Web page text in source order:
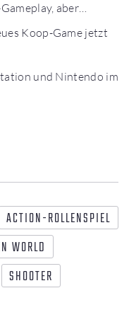
aber…
Koop-Game jetzt
und Nintendo im
ACTION-ROLLENSPIEL
WORLD
SHOOTER